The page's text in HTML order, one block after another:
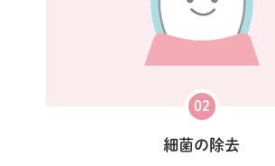
02
細菌の除去